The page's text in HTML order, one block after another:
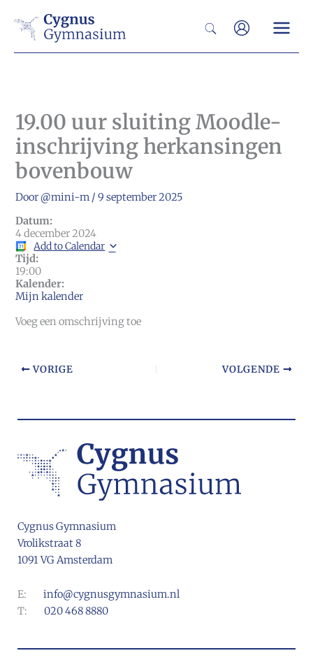
naar
Zoeken
19.00 uur sluiting Moodle-
inschrijving herkansingen
bovenbouw
Door @mini-m /9 september 2025
Datum:
4 december 2024
Add to Calendar
Tijd:
19:00
Kalender:
Mijn kalender
Voeg een omschrijving toe
VORIGE VOLGENDE
Cygnus Gymnasium
Vrolikstraat 8
1091 VG Amsterdam
E: info@cygnusgymnasium.nl
T: 020 468 8880